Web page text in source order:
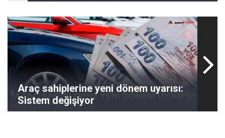
Araç sahiplerine yeni dönem uyarısı:
Sistem değişiyor